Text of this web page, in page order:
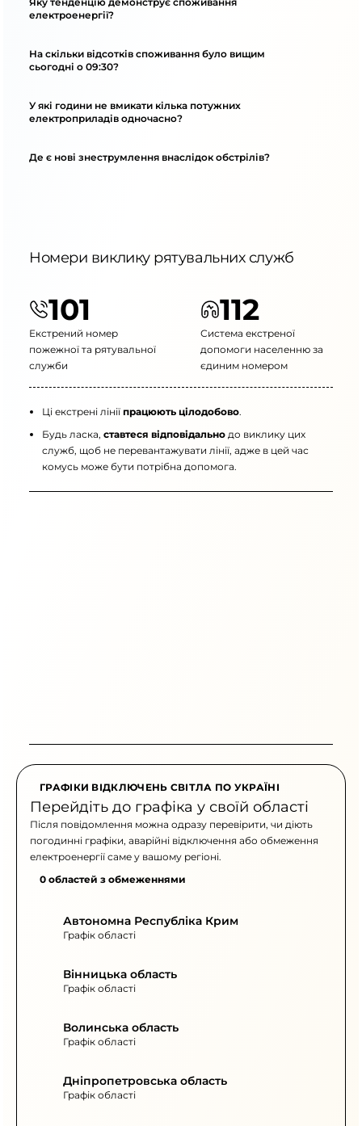
Номери виклику рятувальних служб
101
Екстрений номер
пожежної та рятувальної
служби
112
Система екстреної
допомоги населенню за
єдиним номером
Ці екстрені лінії працюють цілодобово.
Будь ласка, ставтеся відповідально до виклику цих
служб, щоб не перевантажувати лінії, адже в цей час
комусь може бути потрібна допомога.
ГРАФІКИ ВІДКЛЮЧЕНЬ СВІТЛА ПО УКРАЇНІ
Перейдіть до графіка у своїй області
Після повідомлення можна одразу перевірити, чи діють
погодинні графіки, аварійні відключення або обмеження
електроенергії саме у вашому регіоні.
0 областей з обмеженнями
Автономна Республіка Крим
Графік області
Вінницька область
Графік області
Волинська область
Графік області
Дніпропетровська область
Графік області
електроенергії?
На скільки відсотків споживання було вищим
сьогодні о 09:30?
У які години не вмикати кілька потужних
електроприладів одночасно?
Де є нові знеструмлення внаслідок обстрілів?